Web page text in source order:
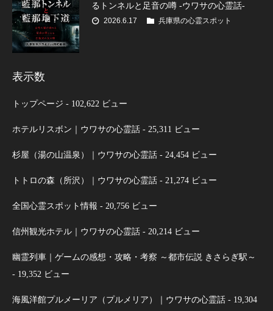
るトンネルと足音の噂 -ウワサの心霊話-
2026.6.17 兵庫県の心霊スポット
表示数
トップページ - 102,622 ビュー
ホテルリスボン｜ウワサの心霊話 - 25,311 ビュー
杉屋（湯の山温泉）｜ウワサの心霊話 - 24,454 ビュー
トトロの森（所沢）｜ウワサの心霊話 - 21,274 ビュー
全国心霊スポット情報 - 20,756 ビュー
信州観光ホテル｜ウワサの心霊話 - 20,214 ビュー
幽霊列車｜ゲームの感想・攻略・考察 ～都市伝説 きさらぎ駅～
- 19,352 ビュー
海風洋館プルメーリア（プルメリア）｜ウワサの心霊話 - 19,304